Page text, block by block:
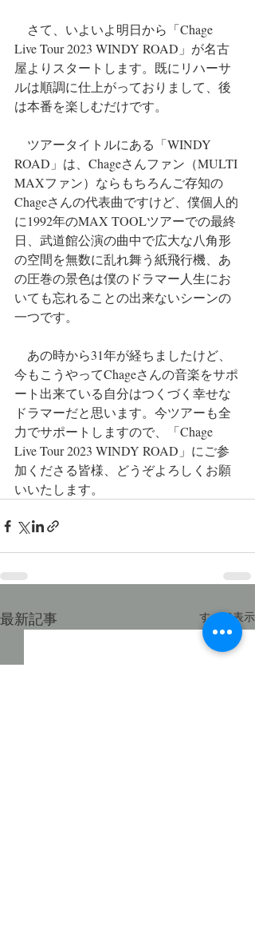
さて、いよいよ明日から「Chage
Live Tour 2023 WINDY ROAD」が名古
屋よりスタートします。既にリハーサ
ルは順調に仕上がっておりまして、後
は本番を楽しむだけです。
ツアータイトルにある「WINDY
ROAD」は、Chageさんファン（MULTI
MAXファン）ならもちろんご存知の
Chageさんの代表曲ですけど、僕個人的
に1992年のMAX TOOLツアーでの最終
日、武道館公演の曲中で広大な八角形
の空間を無数に乱れ舞う紙飛行機、あ
の圧巻の景色は僕のドラマー人生にお
いても忘れることの出来ないシーンの
一つです。
あの時から31年が経ちましたけど、
今もこうやってChageさんの音楽をサポ
ート出来ている自分はつくづく幸せな
ドラマーだと思います。今ツアーも全
力でサポートしますので、「Chage
Live Tour 2023 WINDY ROAD」にご参
加くださる皆様、どうぞよろしくお願
いいたします。
最新記事 すべて表示